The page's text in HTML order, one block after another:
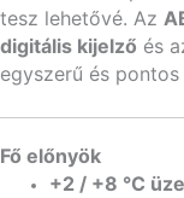
tesz lehetővé. Az
digitális kijelző és
egyszerű és
Fő előnyök
+2 / +8 °C